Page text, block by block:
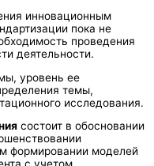
инновационным
пока не
проведения
деятельности.
уровень ее
темы,
исследования.
состоит в обосновании
формировании моделей